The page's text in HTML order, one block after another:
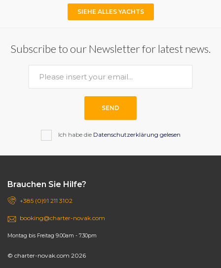
SIEHE ALLES YACHTS
Subscribe to our Newsletter for latest news.
SEND
Ich habe die Datenschutzerklärung gelesen
Brauchen Sie Hilfe?
+385 (0)91 211 3102
booking@charter-novak.com
Montag bis Freitag 9.00am - 7.30pm
© charter-novak.com 2026